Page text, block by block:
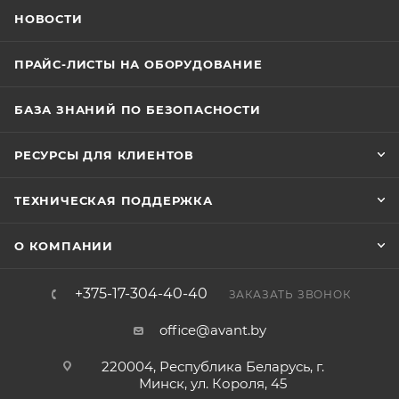
распознавания более 99% и временем
Устройство имеет одну физическую кнопку вызова.
-30 до +65 °C и при влажности от 0% до 90% без
52 × 26 мм, вес нетто — 0.22 кг. Терминал
степень защиты IP65.
НОВОСТИ
ПРАЙС-ЛИСТЫ НА ОБОРУДОВАНИЕ
БАЗА ЗНАНИЙ ПО БЕЗОПАСНОСТИ
РЕСУРСЫ ДЛЯ КЛИЕНТОВ
ТЕХНИЧЕСКАЯ ПОДДЕРЖКА
О КОМПАНИИ
+375-17-304-40-40 ЗАКАЗАТЬ ЗВОНОК
office@avant.by
220004, Республика Беларусь, г.
Минск, ул. Короля, 45